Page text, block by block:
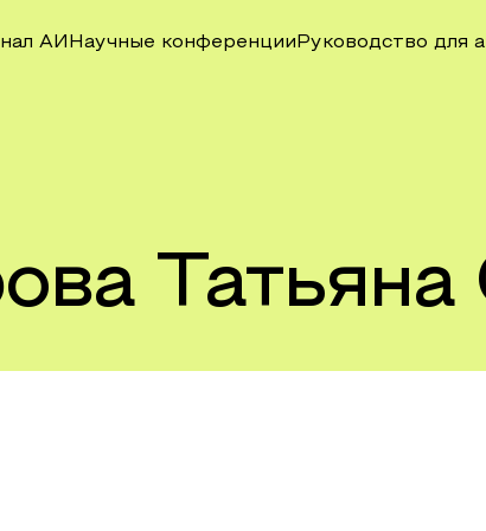
АИ Научные конференции Руководство для
Татьяна